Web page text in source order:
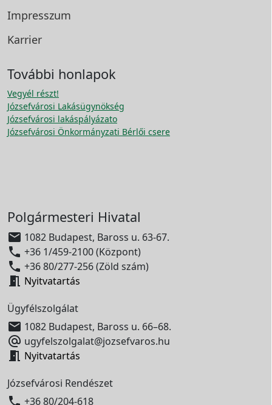
Impresszum
Karrier
További honlapok
Vegyél részt!
Józsefvárosi Lakásügynökség
Józsefvárosi lakáspályázato
Józsefvárosi Önkormányzati Bérlői csere
Polgármesteri Hivatal
 1082 Budapest, Baross u. 63-67.
 +36 1/459-2100 (Központ)
 +36 80/277-256 (Zöld szám)
 Nyitvatartás
Ügyfélszolgálat
 1082 Budapest, Baross u. 66–68.
 ugyfelszolgalat@jozsefvaros.hu
 Nyitvatartás
Józsefvárosi Rendészet
 +36 80/204-618